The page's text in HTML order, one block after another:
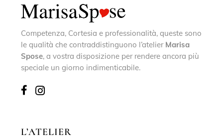
Competenza, Cortesia e professionalità, queste sono
le qualità che contraddistinguono l’atelier Marisa
Spose, a vostra disposizione per rendere ancora più
speciale un giorno indimenticabile.
L’ATELIER